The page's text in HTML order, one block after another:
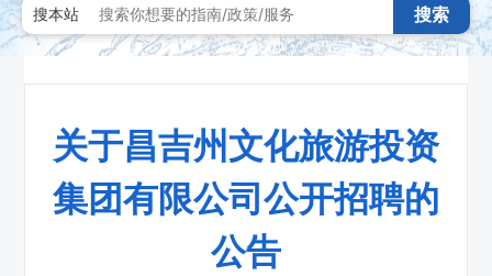
搜本站 搜索
关于昌吉州文化旅游投资
集团有限公司公开招聘的
公告